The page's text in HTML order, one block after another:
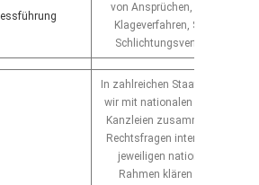
von Ansprüchen,
Klageverfahren,
Schlichtungsverfahren,
In zahlreichen Staaten der Welt
wir mit nationalen und
Kanzleien zusammen und
Rechtsfragen international
jeweiligen nationalen
Rahmen klären lassen: